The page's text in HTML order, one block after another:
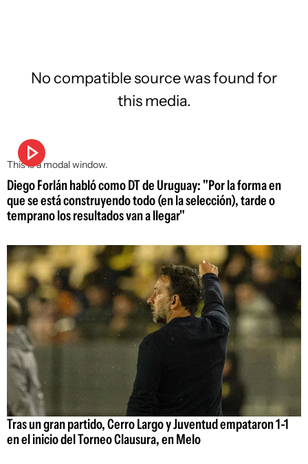
This is a modal window.
No compatible source was found for
this media.
Diego Forlán habló como DT de Uruguay: "Por la forma en
que se está construyendo todo (en la selección), tarde o
temprano los resultados van a llegar"
Tras un gran partido, Cerro Largo y Juventud empataron 1-1
en el inicio del Torneo Clausura, en Melo